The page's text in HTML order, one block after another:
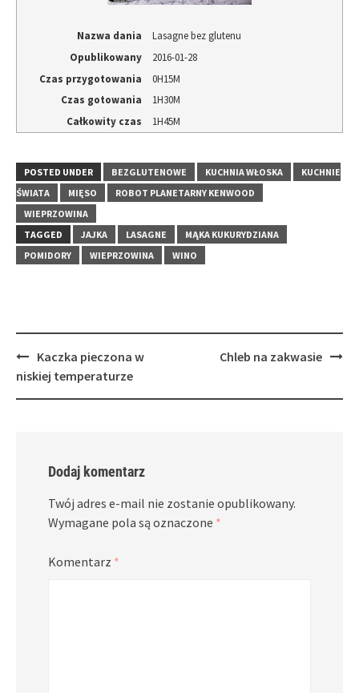
Nazwa dania
Lasagne bez glutenu
Opublikowany
2016-01-28
Czas przygotowania
0H15M
Czas gotowania
1H30M
Całkowity czas
1H45M
POSTED UNDER BEZGLUTENOWE KUCHNIA WŁOSKA
KUCHNIE
ŚWIATA
MIĘSO
ROBOT PLANETARNY KENWOOD
WIEPRZOWINA
TAGGED
JAJKA LASAGNE
MĄKA KUKURYDZIANA
POMIDORY
WIEPRZOWINA WINO
Post
navigation
Kaczka pieczona w
niskiej temperaturze
Chleb na zakwasie
Dodaj komentarz
Twój adres e-mail nie zostanie opublikowany.
Wymagane pola są oznaczone *
Komentarz *